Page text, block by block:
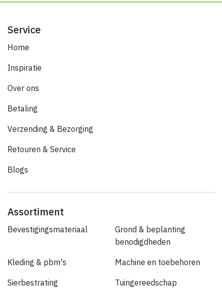
Service
Home
Inspiratie
Over ons
Betaling
Verzending & Bezorging
Retouren & Service
Blogs
Assortiment
Bevestigingsmateriaal
Grond & beplanting
benodigdheden
Kleding & pbm's Machine en toebehoren
Sierbestrating Tuingereedschap